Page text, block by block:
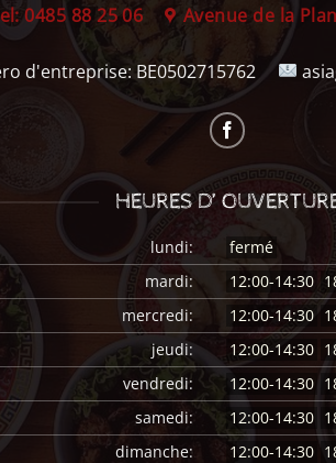
0485 88 25 06 Avenue de la
d'entreprise: BE0502715762
HEURES D’
lundi:
fermé
mardi:
12:00-14:30
mercredi:
12:00-14:30
jeudi:
12:00-14:30
vendredi:
12:00-14:30
samedi:
12:00-14:30
dimanche:
12:00-14:30